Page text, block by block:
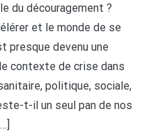
du découragement ?
et le monde de se
presque devenu une
contexte de crise dans
politique, sociale,
t-il un seul pan de nos